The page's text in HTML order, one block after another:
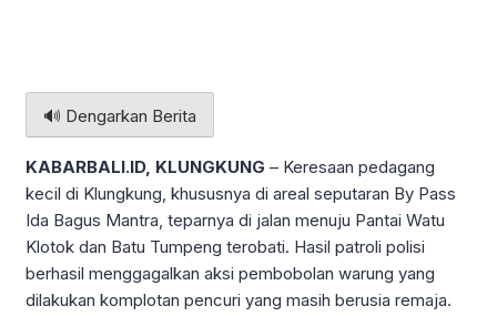
🔊 Dengarkan Berita
KABARBALI.ID, KLUNGKUNG – Keresaan pedagang
kecil di Klungkung, khususnya di areal seputaran By Pass
Ida Bagus Mantra, teparnya di jalan menuju Pantai Watu
Klotok dan Batu Tumpeng terobati. Hasil patroli polisi
berhasil menggagalkan aksi pembobolan warung yang
dilakukan komplotan pencuri yang masih berusia remaja.